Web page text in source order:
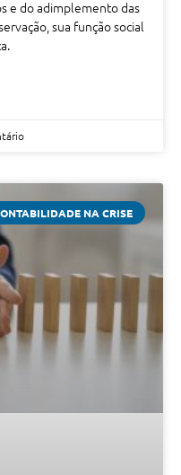
e do adimplemento das
sua função social
NA CRISE